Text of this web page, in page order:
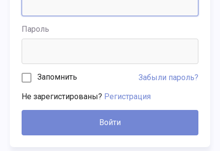
Пароль
Запомнить Забыли пароль?
Не зарегистированы? Регистрация